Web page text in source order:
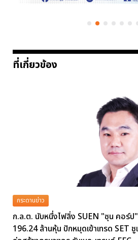
ที่เกี่ยวข้อง
กระดานข่าว
ก.ล.ต. นับหนึ่งไฟลิ่ง SUEN "ซุน คอร์ป
196.24 ล้านหุ้น ปักหมุดเข้าเทรด SET